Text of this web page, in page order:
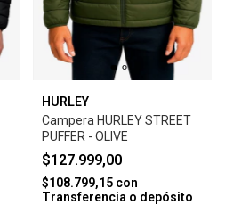
HURLEY
Campera HURLEY STREET
PUFFER - OLIVE
$127.999,00
$108.799,15 con
Transferencia o depósito